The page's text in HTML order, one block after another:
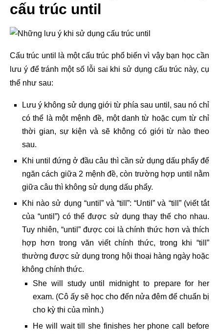
cấu trúc until
Cấu trúc until là một cấu trúc phổ biến vì vậy bạn học cần
lưu ý để tránh một số lỗi sai khi sử dụng cấu trúc này, cụ
thể như sau:
Lưu ý không sử dụng giới từ phía sau until, sau nó chỉ
có thể là một mệnh đề, một danh từ hoặc cụm từ chỉ
thời gian, sự kiện và sẽ không có giới từ nào theo
sau.
Khi until đứng ở đầu câu thì cần sử dụng dấu phẩy để
ngăn cách giữa 2 mệnh đề, còn trường hợp until nằm
giữa câu thì không sử dụng dấu phẩy.
Khi nào sử dụng “until” và “till”: “Until” và “till” (viết tắt
của “until”) có thể được sử dụng thay thế cho nhau.
Tuy nhiên, “until” được coi là chính thức hơn và thích
hợp hơn trong văn viết chính thức, trong khi “till”
thường được sử dụng trong hội thoại hàng ngày hoặc
không chính thức.
She will study until midnight to prepare for her
exam. (Cô ấy sẽ học cho đến nửa đêm để chuẩn bị
cho kỳ thi của mình.)
He will wait till she finishes her phone call before